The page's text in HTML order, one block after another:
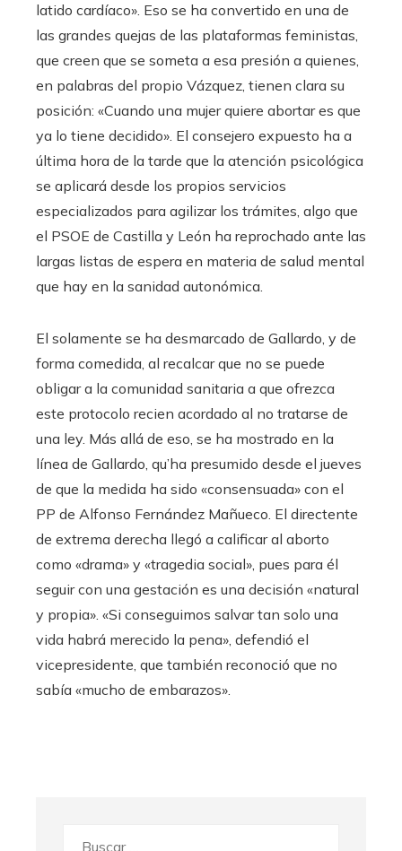
latido cardíaco». Eso se ha convertido en una de
las grandes quejas de las plataformas feministas,
que creen que se someta a esa presión a quienes,
en palabras del propio Vázquez, tienen clara su
posición: «Cuando una mujer quiere abortar es que
ya lo tiene decidido». El consejero expuesto ha a
última hora de la tarde que la atención psicológica
se aplicará desde los propios servicios
especializados para agilizar los trámites, algo que
el PSOE de Castilla y León ha reprochado ante las
largas listas de espera en materia de salud mental
que hay en la sanidad autonómica.
El solamente se ha desmarcado de Gallardo, y de
forma comedida, al recalcar que no se puede
obligar a la comunidad sanitaria a que ofrezca
este protocolo recien acordado al no tratarse de
una ley. Más allá de eso, se ha mostrado en la
línea de Gallardo, qu’ha presumido desde el jueves
de que la medida ha sido «consensuada» con el
PP de Alfonso Fernández Mañueco. El directente
de extrema derecha llegó a calificar al aborto
como «drama» y «tragedia social», pues para él
seguir con una gestación es una decisión «natural
y propia». «Si conseguimos salvar tan solo una
vida habrá merecido la pena», defendió el
vicepresidente, que también reconoció que no
sabía «mucho de embarazos».